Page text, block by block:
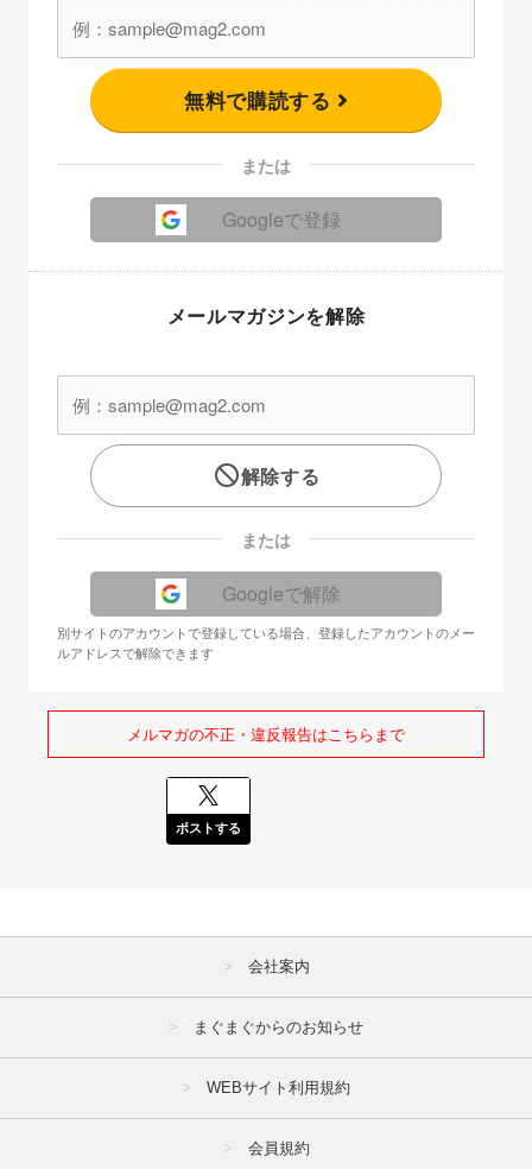
無料で購読する
または
Googleで登録
メールマガジンを解除
解除する
または
Googleで解除
別サイトのアカウントで登録している場合、登録したアカウントのメー
ルアドレスで解除できます
メルマガの不正・違反報告はこちらまで
ポストする
会社案内
まぐまぐからのお知らせ
WEBサイト利用規約
会員規約